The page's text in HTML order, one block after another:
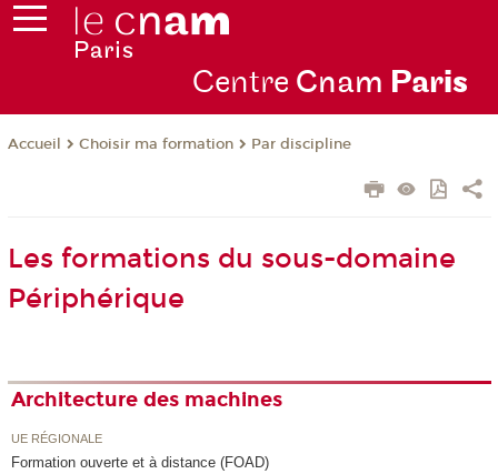
Centre Cnam Paris
Accueil Choisir ma formation Par discipline
Les formations du sous-domaine
Périphérique
Architecture des machines
UE RÉGIONALE
Formation ouverte et à distance (FOAD)